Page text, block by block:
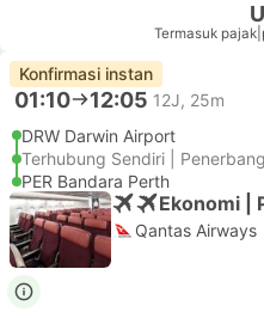
Termasuk pajak
Konfirmasi instan
01:10 12:05 12J, 25m
DRW Darwin Airport
Terhubung Sendiri |
PER Bandara Perth
Ekonomi |
Qantas Airways